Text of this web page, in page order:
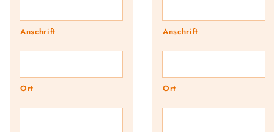
Anschrift
Ort
Anschrift
Ort